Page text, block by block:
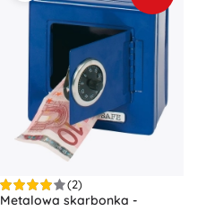
(2)
Metalowa skarbonka -